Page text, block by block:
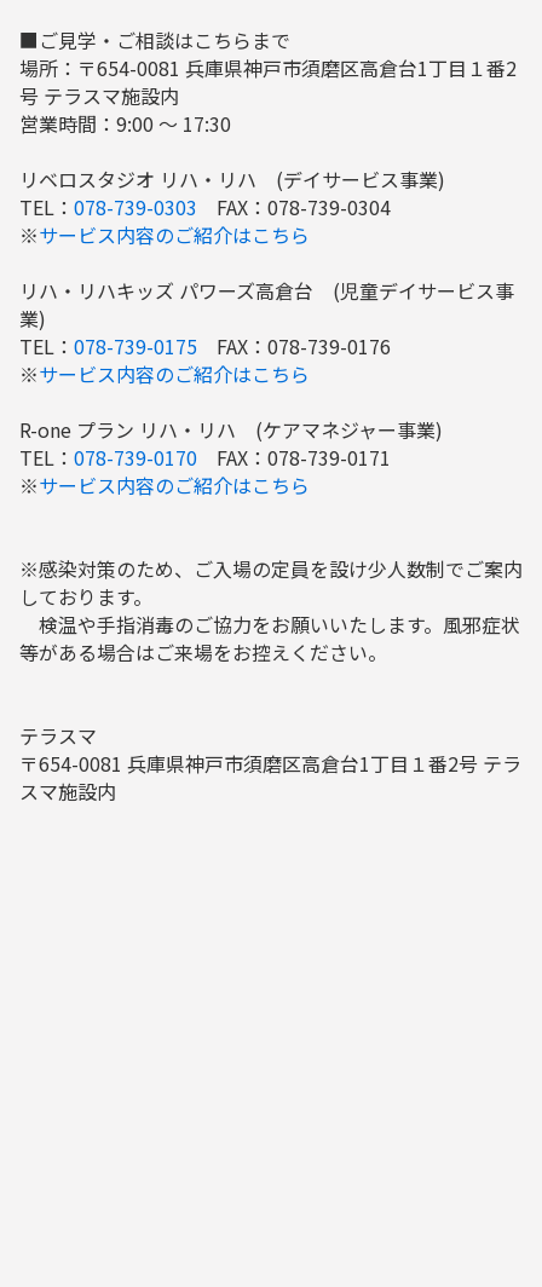
■ご見学・ご相談はこちらまで
場所：〒654-0081 兵庫県神戸市須磨区高倉台1丁目１番2
号 テラスマ施設内
営業時間：9:00 ～ 17:30
リベロスタジオ リハ・リハ (デイサービス事業)
TEL： 078-739-0303 FAX：078-739-0304
※サービス内容のご紹介はこちら
リハ・リハキッズ パワーズ高倉台 (児童デイサービス事
業)
TEL： 078-739-0175FAX：078-739-0176
※サービス内容のご紹介はこちら
R-one プラン リハ・リハ (ケアマネジャー事業)
TEL： 078-739-0170FAX：078-739-0171
※サービス内容のご紹介はこちら
※感染対策のため、ご入場の定員を設け少人数制でご案内
しております。
検温や手指消毒のご協力をお願いいたします。風邪症状
等がある場合はご来場をお控えください。
テラスマ
〒654-0081 兵庫県神戸市須磨区高倉台1丁目１番2号 テラ
スマ施設内